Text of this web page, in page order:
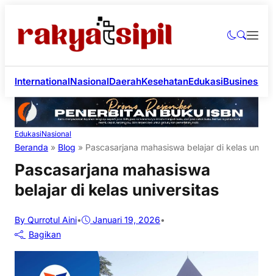
InternationalNasionalDaerahKesehatanEdukasiBusiness
EdukasiNasional
Beranda » Blog » Pascasarjana mahasiswa belajar di kelas
Pascasarjana mahasiswa
belajar di kelas universitas
By Qurrotul Aini• Januari 19, 2026•
Bagikan